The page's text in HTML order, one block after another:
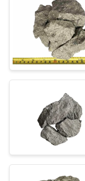
DEMANDEZ
CITATION